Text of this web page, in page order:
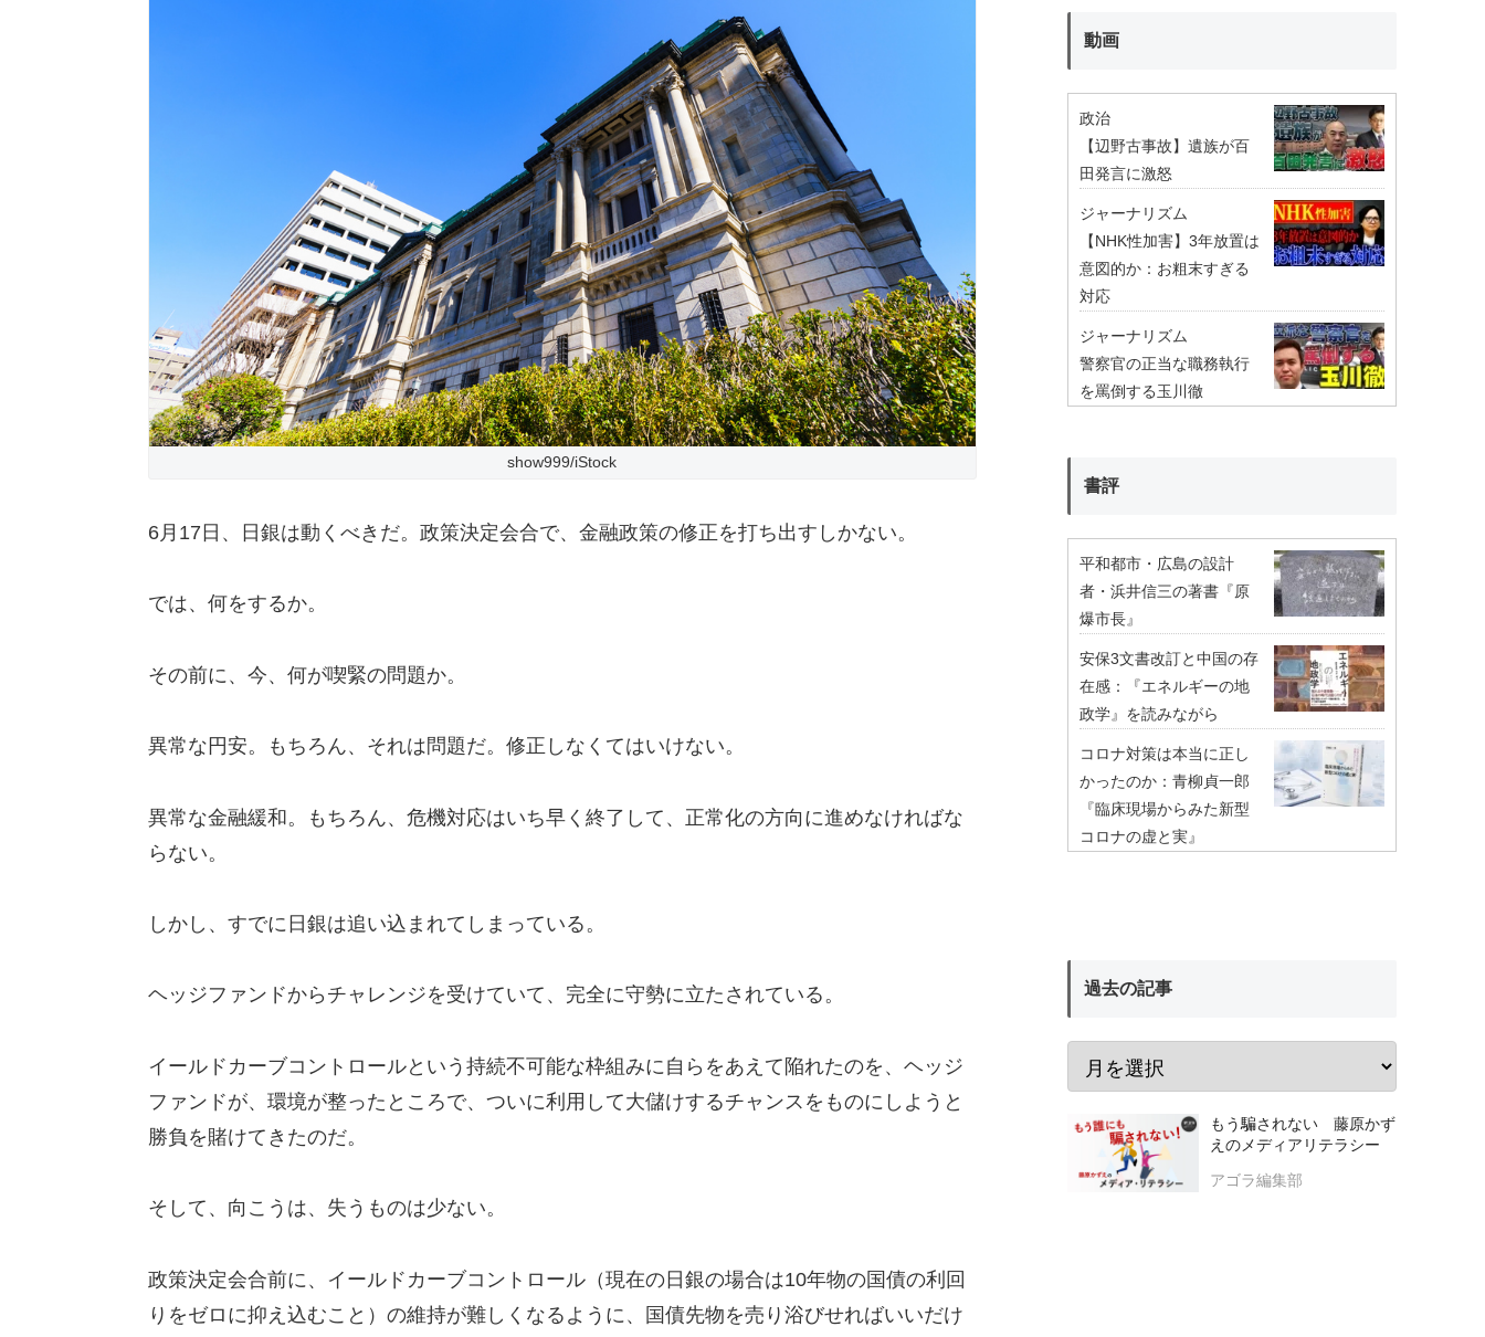
show999/iStock
6月17日、日銀は動くべきだ。政策決定会合で、金融政策の修正を打ち出すしかない。
では、何をするか。
その前に、今、何が喫緊の問題か。
異常な円安。もちろん、それは問題だ。修正しなくてはいけない。
異常な金融緩和。もちろん、危機対応はいち早く終了して、正常化の方向に進めなければな
らない。
しかし、すでに日銀は追い込まれてしまっている。
ヘッジファンドからチャレンジを受けていて、完全に守勢に立たされている。
イールドカーブコントロールという持続不可能な枠組みに自らをあえて陥れたのを、ヘッジ
ファンドが、環境が整ったところで、ついに利用して大儲けするチャンスをものにしようと
勝負を賭けてきたのだ。
そして、向こうは、失うものは少ない。
政策決定会合前に、イールドカーブコントロール（現在の日銀の場合は10年物の国債の利回
りをゼロに抑え込むこと）の維持が難しくなるように、国債先物を売り浴びせればいいだけ
動画
政治
【辺野古事故】遺族が百
田発言に激怒
ジャーナリズム
【NHK性加害】3年放置は
意図的か：お粗末すぎる
対応
ジャーナリズム
警察官の正当な職務執行
を罵倒する玉川徹
書評
平和都市・広島の設計
者・浜井信三の著書『原
爆市長』
安保3文書改訂と中国の存
在感：『エネルギーの地
政学』を読みながら
コロナ対策は本当に正し
かったのか：青柳貞一郎
『臨床現場からみた新型
コロナの虚と実』
過去の記事
もう騙されない 藤原かず
えのメディアリテラシー
アゴラ編集部